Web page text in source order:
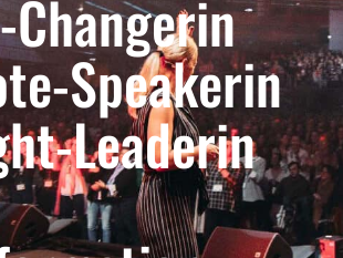
Changerin
Speakerin
Leaderin